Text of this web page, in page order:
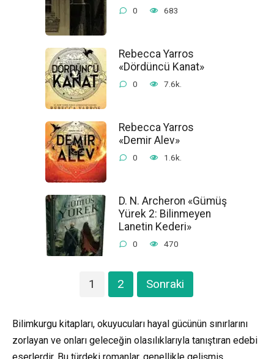
0 683
Rebecca Yarros
«Dördüncü Kanat»
0 7.6k.
Rebecca Yarros
«Demir Alev»
0 1.6k.
D. N. Archeron «Gümüş
Yürek 2: Bilinmeyen
Lanetin Kederi»
0 470
1 2 Sonraki
Bilimkurgu kitapları, okuyucuları hayal gücünün sınırlarını
zorlayan ve onları geleceğin olasılıklarıyla tanıştıran edebi